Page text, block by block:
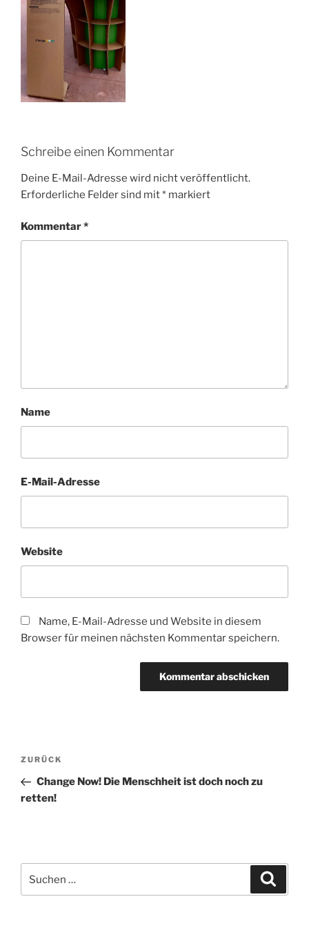
Schreibe einen Kommentar
Deine E-Mail-Adresse wird nicht veröffentlicht.
Erforderliche Felder sind mit* markiert
Kommentar*
Name
E-Mail-Adresse
Website
Name, E-Mail-Adresse und Website in diesem
Browser für meinen nächsten Kommentar speichern.
Beitragsnavigation
Vorheriger
Beitrag
ZURÜCK
Change Now! Die Menschheit ist doch noch zu
retten!
nach: